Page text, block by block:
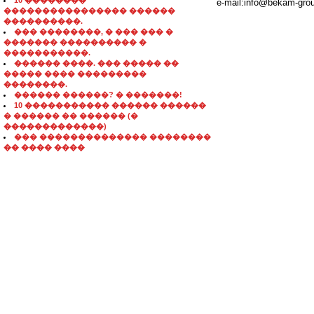
���������������� ������
����������.
��� ��������, � ��� ��� �
������� ���������� �
�����������.
������ ����. ��� ����� ��
����� ���� ���������
��������.
������ ������? � �������!
10 ����������� ������ ������
� ������ �� ������ (�
�������������)
��� �������������� ��������
�� ���� ����
e-mail:info@bekam-